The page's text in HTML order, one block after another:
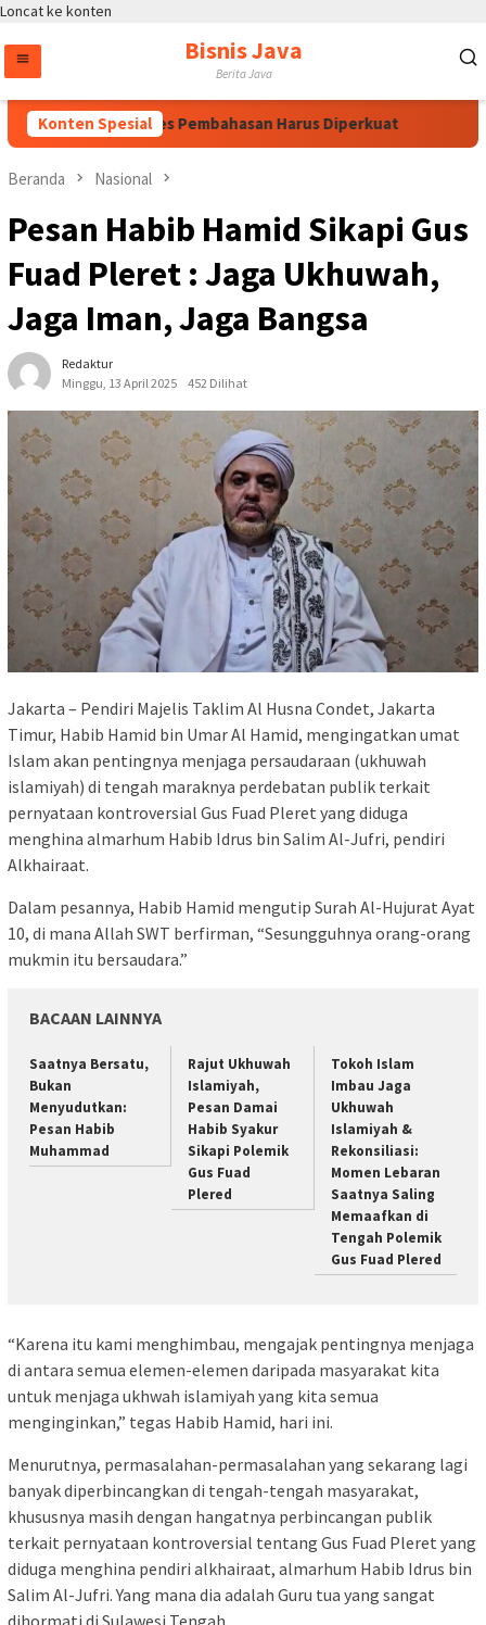
Loncat ke konten
Bisnis Java
Berita Java
Konten Spesial
dan Proses Pembahasan Harus Diperkuat
Beranda Nasional
Pesan Habib Hamid Sikapi Gus
Fuad Pleret : Jaga Ukhuwah,
Jaga Iman, Jaga Bangsa
Redaktur
Minggu, 13 April 2025
452 Dilihat
Jakarta – Pendiri Majelis Taklim Al Husna Condet, Jakarta
Timur, Habib Hamid bin Umar Al Hamid, mengingatkan umat
Islam akan pentingnya menjaga persaudaraan (ukhuwah
islamiyah) di tengah maraknya perdebatan publik terkait
pernyataan kontroversial Gus Fuad Pleret yang diduga
menghina almarhum Habib Idrus bin Salim Al-Jufri, pendiri
Alkhairaat.
Dalam pesannya, Habib Hamid mengutip Surah Al-Hujurat Ayat
10, di mana Allah SWT berfirman, “Sesungguhnya orang-orang
mukmin itu bersaudara.”
BACAAN LAINNYA
Saatnya Bersatu,
Bukan
Menyudutkan:
Pesan Habib
Muhammad
Rajut Ukhuwah
Islamiyah,
Pesan Damai
Habib Syakur
Sikapi Polemik
Gus Fuad
Plered
Tokoh Islam
Imbau Jaga
Ukhuwah
Islamiyah &
Rekonsiliasi:
Momen Lebaran
Saatnya Saling
Memaafkan di
Tengah Polemik
Gus Fuad Plered
“Karena itu kami menghimbau, mengajak pentingnya menjaga
di antara semua elemen-elemen daripada masyarakat kita
untuk menjaga ukhwah islamiyah yang kita semua
menginginkan,” tegas Habib Hamid, hari ini.
Menurutnya, permasalahan-permasalahan yang sekarang lagi
banyak diperbincangkan di tengah-tengah masyarakat,
khususnya masih dengan hangatnya perbincangan publik
terkait pernyataan kontroversial tentang Gus Fuad Pleret yang
diduga menghina pendiri alkhairaat, almarhum Habib Idrus bin
Salim Al-Jufri. Yang mana dia adalah Guru tua yang sangat
dihormati di Sulawesi Tengah.